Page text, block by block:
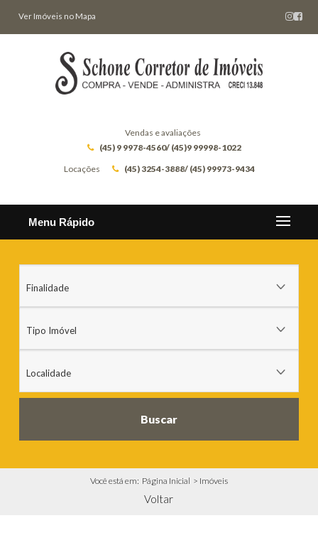
Ver Imóveis no Mapa
Vendas e avaliações
(45) 9 9978-4560/ (45)9 99998-1022
Locações
(45) 3254-3888/ (45) 99973-9434
Menu Rápido
Buscar
Você está em: Página Inicial > Imóveis
Voltar